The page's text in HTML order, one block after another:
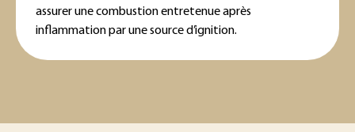
assurer une combustion entretenue après
inflammation par une source d’ignition.